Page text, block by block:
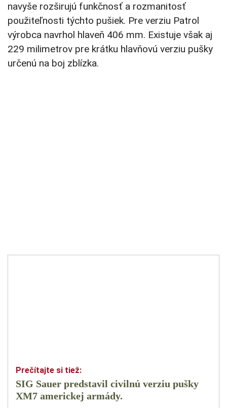
navyše rozširujú funkčnosť a rozmanitosť
použiteľnosti týchto pušiek. Pre verziu Patrol
výrobca navrhol hlaveň 406 mm. Existuje však aj
229 milimetrov pre krátku hlavňovú verziu pušky
určenú na boj zblízka.
SIG Sauer predstavil civilnú verziu pušky
XM7 americkej armády.